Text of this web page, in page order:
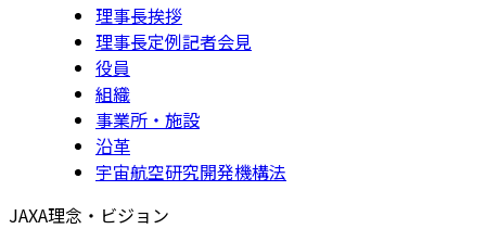
理事長挨拶
理事長定例記者会見
役員
組織
事業所・施設
沿革
宇宙航空研究開発機構法
JAXA理念・ビジョン